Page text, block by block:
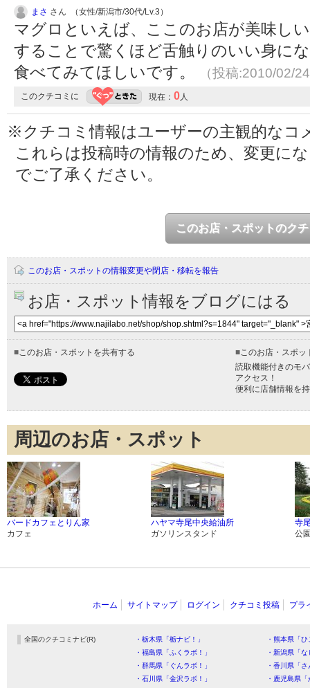
まさ さん （女性/新潟市/30代/Lv.3）
マグロといえば、ここのお店が美味し
することで驚くほど舌触りのいい身に
食べてみてほしいです。
（投稿:2010/02/
このクチコミに 現在： 0人
※クチコミ情報はユーザーの主観的なコ
これらは投稿時の情報のため、変更に
でご了承ください。
このお店・スポットのク
このお店・スポットの情報変更や閉店・移転を報告
お店・スポット情報をブログにはる
■このお店・スポットを共有する ■このお店・スポッ
読取機能付きのモ
アクセス！
便利に店舗情報を
周辺のお店・スポット
バードカフェとりん家
カフェ
ハヤマ寺尾中央給油所
ガソリンスタンド
寺
公
ホーム サイトマップ ログイン クチコミ投稿 プラ
全国のクチコミナビ(R) ・栃木県「栃ナビ！」
・熊本県「
・福島県「ふくラボ！」
・新潟県「
・群馬県「ぐんラボ！」
・香川県「
・石川県「金沢ラボ！」
・鹿児島県